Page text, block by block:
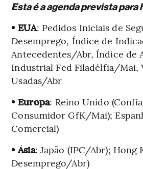
Esta é a agenda prevista para
• EUA: Pedidos Iniciais de
Desemprego, Índice de
Antecedentes/Abr, Índice de
Industrial Fed Filadélfia/Mai,
Usadas/Abr
• Europa: Reino Unido
Consumidor GfK/Mai);
Comercial)
• Ásia: Japão (IPC/Abr); Hong
Desemprego/Abr)